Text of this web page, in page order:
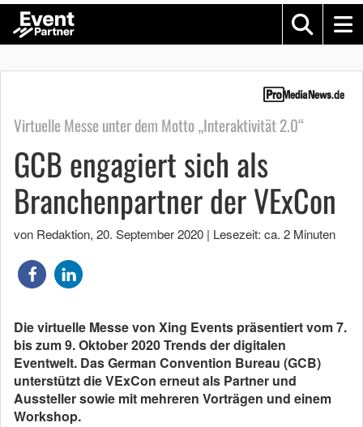
Virtuelle Messe unter dem Motto „Interaktivität 2.0“
GCB engagiert sich als
Branchenpartner der VExCon
von Redaktion, 20. September 2020 | Lesezeit: ca. 2 Minuten
Die virtuelle Messe von Xing Events präsentiert vom 7.
bis zum 9. Oktober 2020 Trends der digitalen
Eventwelt. Das German Convention Bureau (GCB)
unterstützt die VExCon erneut als Partner und
Aussteller sowie mit mehreren Vorträgen und einem
Workshop.